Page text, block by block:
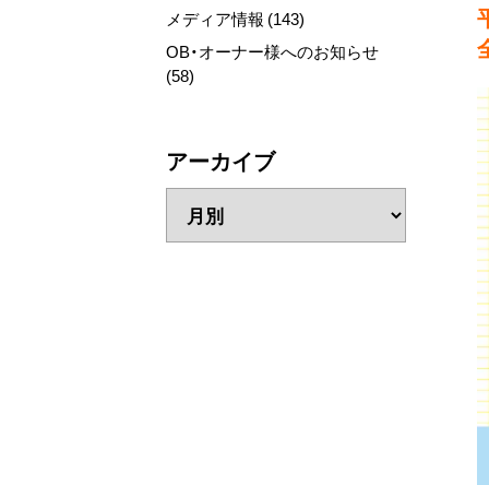
メディア情報 (143)
OB・オーナー様へのお知らせ
(58)
アーカイブ